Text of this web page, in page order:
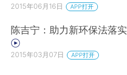
2015年06月16日 APP打开
陈吉宁：助力新环保法落实
2015年03月07日 APP打开